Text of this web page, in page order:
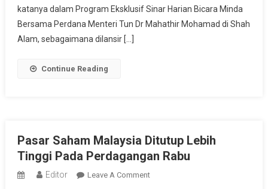
katanya dalam Program Eksklusif Sinar Harian Bicara Minda
Bersama Perdana Menteri Tun Dr Mahathir Mohamad di Shah
Alam, sebagaimana dilansir […]
Continue Reading
Pasar Saham Malaysia Ditutup Lebih
Tinggi Pada Perdagangan Rabu
Editor Leave A CommentOn